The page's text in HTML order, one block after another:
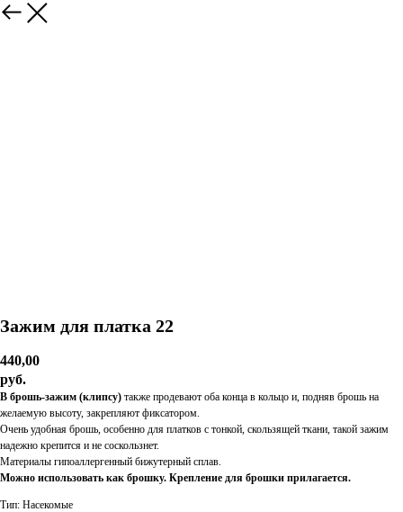
Зажим для платка 22
440,00
руб.
В брошь-зажим (клипсу) также продевают оба конца в кольцо и, подняв брошь на
желаемую высоту, закрепляют фиксатором.
Очень удобная брошь, особенно для платков с тонкой, скользящей ткани, такой зажим
надежно крепится и не соскользнет.
Материалы гипоаллергенный бижутерный сплав.
Можно использовать как брошку. Крепление для брошки прилагается.
Тип: Насекомые